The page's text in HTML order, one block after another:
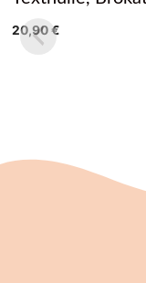
20,90€